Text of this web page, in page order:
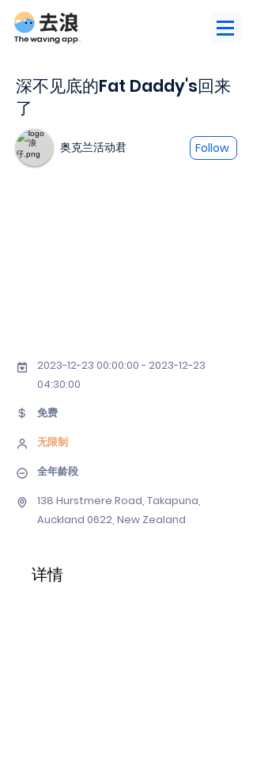
深不见底的Fat Daddy's回来
了
奥克兰活动君 Follow
2023-12-23 00:00:00 - 2023-12-23
04:30:00
免费
无限制
全年龄段
138 Hurstmere Road, Takapuna,
Auckland 0622, New Zealand
详情